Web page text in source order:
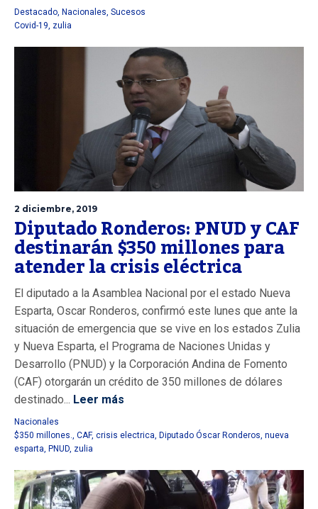
Destacado, Nacionales, Sucesos
Covid-19, zulia
2 diciembre, 2019
Diputado Ronderos: PNUD y CAF
destinarán $350 millones para
atender la crisis eléctrica
El diputado a la Asamblea Nacional por el estado Nueva
Esparta, Oscar Ronderos, confirmó este lunes que ante la
situación de emergencia que se vive en los estados Zulia
y Nueva Esparta, el Programa de Naciones Unidas y
Desarrollo (PNUD) y la Corporación Andina de Fomento
(CAF) otorgarán un crédito de 350 millones de dólares
destinado... Leer más
Nacionales
$350 millones., CAF, crisis electrica, Diputado Óscar Ronderos, nueva
esparta, PNUD, zulia